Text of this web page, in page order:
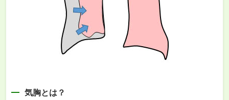
気胸とは？